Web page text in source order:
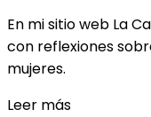
En mi sitio web La
con reflexiones
mujeres.
Leer más